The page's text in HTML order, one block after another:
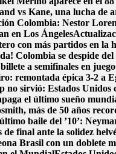
vs Kane, una lucha de
Colombia: Nestor
en Los Ángeles
con más partidos en la
Colombia se despide
a semifinales en juego
remontada épica 3-2 a
no sirvió: Estados Unidos
el último sueño
más de 50 años
baile del ’10’:
final ante la solidez
Brasil con un doblete